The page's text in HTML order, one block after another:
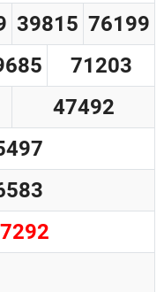
39815 76199
71203
47492